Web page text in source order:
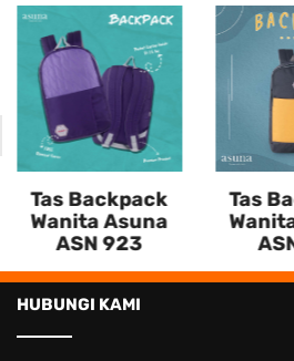
Tas Backpack
Wanita Asuna
ASN 923
Tas
HUBUNGI KAMI